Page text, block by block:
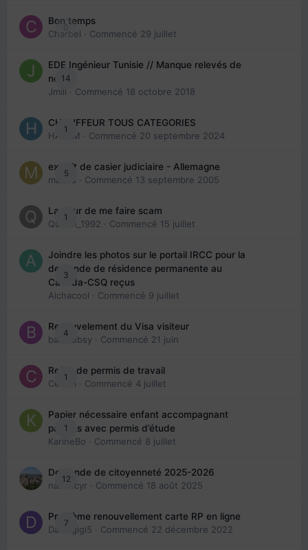
0
Bon temps
Charbel · Commencé 29 juillet
14
EDE Ingénieur Tunisie // Manque relevés de
note
Jmili · Commencé 18 octobre 2018
1
CHAUFFEUR TOUS CATEGORIES
HAZEM · Commencé 20 septembre 2024
5
extrait de casier judiciaire - Allemagne
maries · Commencé 13 septembre 2005
1
La peur de me faire scam
Queen_1992 · Commencé 15 juillet
3
Joindre les photos sur le portail IRCC pour la
demande de résidence permanente au
Canada-CSQ reçus
Aichacool · Commencé 9 juillet
4
Renouvelement du Visa visiteur
babibubsy · Commencé 21 juin
1
Refus de permis de travail
Cedbri · Commencé 4 juillet
1
Papier nécessaire enfant accompagnant
parents avec permis d’étude
KarineBo · Commencé 8 juillet
12
Demande de citoyenneté 2025-2026
nanancyr · Commencé 18 août 2025
7
Problème renouvellement carte RP en ligne
Davidgigi5 · Commencé 22 décembre 2022